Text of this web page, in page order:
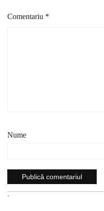
Comentariu *
Nume
`